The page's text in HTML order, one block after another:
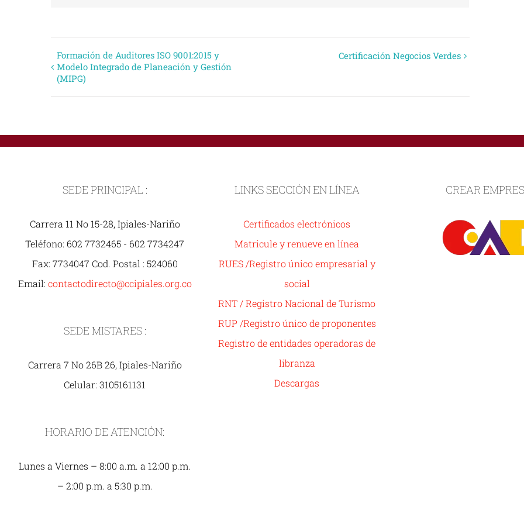
Evento
Navegación
Formación de Auditores ISO 9001:2015 y
Modelo Integrado de Planeación y Gestión
(MIPG)
Certificación Negocios Verdes
SEDE PRINCIPAL :
Carrera 11 No 15-28, Ipiales-Nariño
Teléfono: 602 7732465 - 602 7734247
Fax: 7734047 Cod. Postal : 524060
Email: contactodirecto@ccipiales.org.co
SEDE MISTARES :
Carrera 7 No 26B 26, Ipiales-Nariño
Celular: 3105161131
HORARIO DE ATENCIÓN:
Lunes a Viernes – 8:00 a.m. a 12:00 p.m.
– 2:00 p.m. a 5:30 p.m.
LINKS SECCIÓN EN LÍNEA
Certificados electrónicos
Matricule y renueve en línea
RUES /Registro único empresarial y
social
RNT / Registro Nacional de Turismo
RUP /Registro único de proponentes
Registro de entidades operadoras de
libranza
Descargas
CREAR